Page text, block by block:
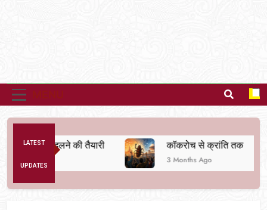
LATEST
UPDATES
बदलने की तैयारी कॉकरोच से क्रांति तक
3 Months Ago